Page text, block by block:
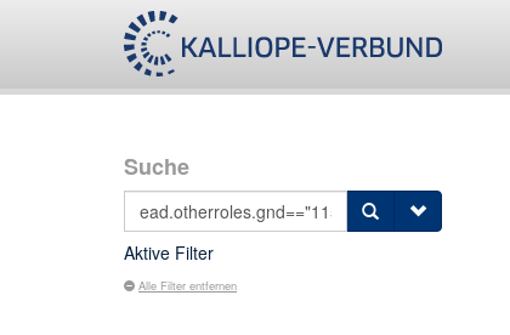
Suche
Aktive Filter
Alle Filter entfernen